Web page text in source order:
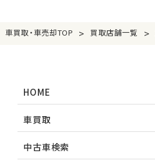
車買取・車売却TOP > 買取店舗一覧 >
HOME
車買取
中古車検索